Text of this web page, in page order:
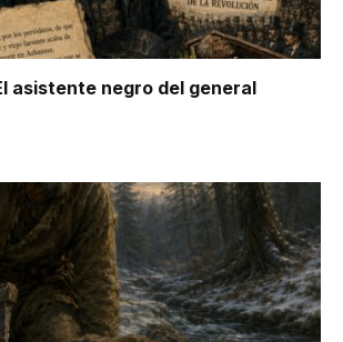
asistente negro del general